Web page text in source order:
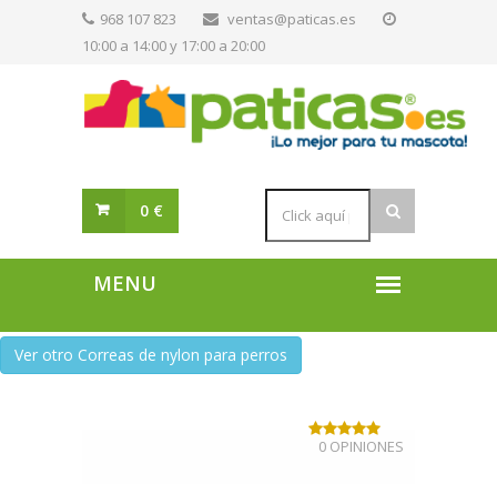
968 107 823
ventas@paticas.es
10:00 a 14:00 y 17:00 a 20:00
0 €
Ver otro Correas de nylon para perros
0 OPINIONES